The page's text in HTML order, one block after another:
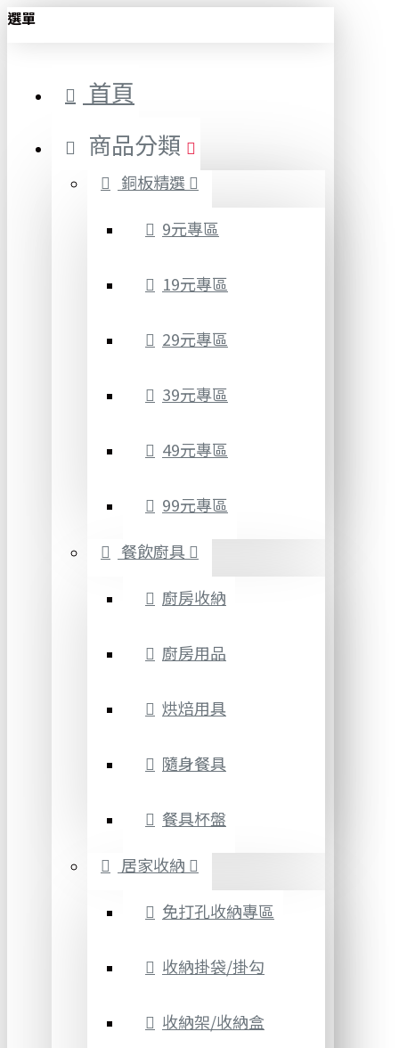
選單
首頁
商品分類
銅板精選
9元專區
19元專區
29元專區
39元專區
49元專區
99元專區
餐飲廚具
廚房收納
廚房用品
烘焙用具
隨身餐具
餐具杯盤
居家收納
免打孔收納專區
收納掛袋/掛勾
收納架/收納盒